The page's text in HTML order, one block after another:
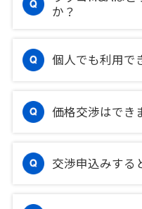
か？
個人でも利用で
価格交渉はでき
交渉申込みする